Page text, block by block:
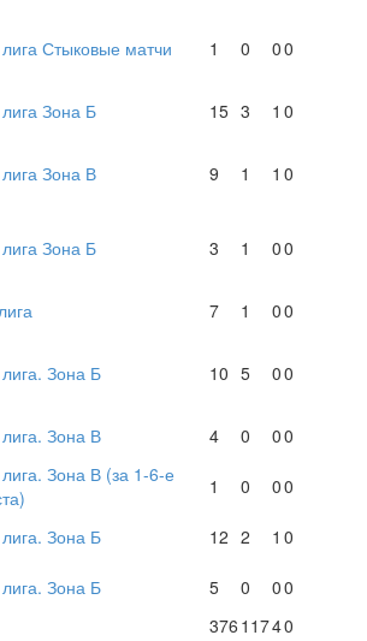
Стыковые матчи 1 0 00
Зона Б 15 3 1 0
Зона В 9 1 1 0
Зона Б 3 1 00
7 1 00
Зона Б 10 5 00
Зона В 4 0 00
Зона В (за 1-6-е
1 0 00
Зона Б 12 2 1 0
Зона Б 5 0 00
376 11740